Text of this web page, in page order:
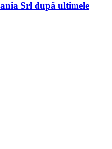
Srl după ultimele